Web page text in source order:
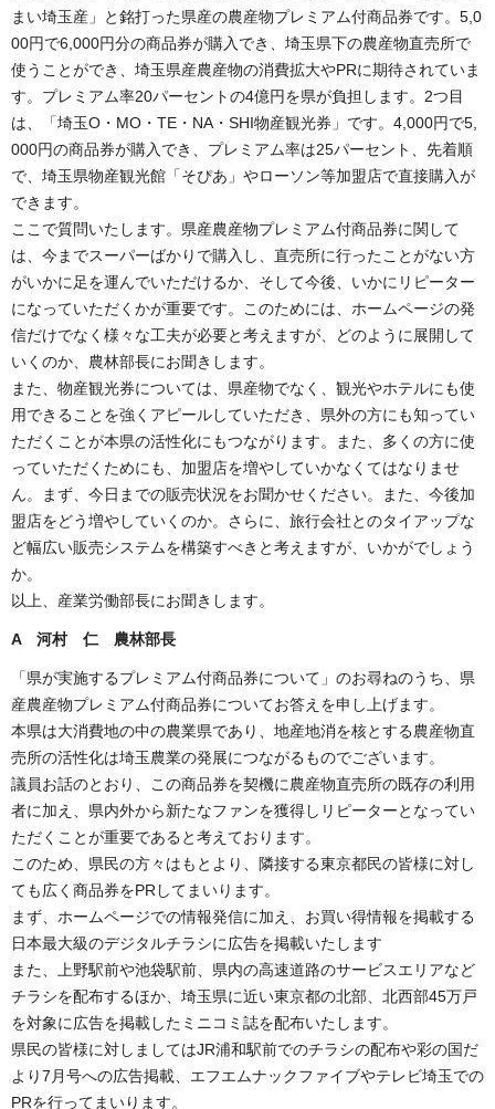
まい埼玉産」と銘打った県産の農産物プレミアム付商品券です。5,0
00円で6,000円分の商品券が購入でき、埼玉県下の農産物直売所で
使うことができ、埼玉県産農産物の消費拡大やPRに期待されていま
す。プレミアム率20パーセントの4億円を県が負担します。2つ目
は、「埼玉O・MO・TE・NA・SHI物産観光券」です。4,000円で5,
000円の商品券が購入でき、プレミアム率は25パーセント、先着順
で、埼玉県物産観光館「そぴあ」やローソン等加盟店で直接購入が
できます。
ここで質問いたします。県産農産物プレミアム付商品券に関して
は、今までスーパーばかりで購入し、直売所に行ったことがない方
がいかに足を運んでいただけるか、そして今後、いかにリピーター
になっていただくかが重要です。このためには、ホームページの発
信だけでなく様々な工夫が必要と考えますが、どのように展開して
いくのか、農林部長にお聞きします。
また、物産観光券については、県産物でなく、観光やホテルにも使
用できることを強くアピールしていただき、県外の方にも知ってい
ただくことが本県の活性化にもつながります。また、多くの方に使
っていただくためにも、加盟店を増やしていかなくてはなりませ
ん。まず、今日までの販売状況をお聞かせください。また、今後加
盟店をどう増やしていくのか。さらに、旅行会社とのタイアップな
ど幅広い販売システムを構築すべきと考えますが、いかがでしょう
か。
以上、産業労働部長にお聞きします。
A 河村 仁 農林部長
「県が実施するプレミアム付商品券について」のお尋ねのうち、県
産農産物プレミアム付商品券についてお答えを申し上げます。
本県は大消費地の中の農業県であり、地産地消を核とする農産物直
売所の活性化は埼玉農業の発展につながるものでございます。
議員お話のとおり、この商品券を契機に農産物直売所の既存の利用
者に加え、県内外から新たなファンを獲得しリピーターとなってい
ただくことが重要であると考えております。
このため、県民の方々はもとより、隣接する東京都民の皆様に対し
ても広く商品券をPRしてまいります。
まず、ホームページでの情報発信に加え、お買い得情報を掲載する
日本最大級のデジタルチラシに広告を掲載いたします
また、上野駅前や池袋駅前、県内の高速道路のサービスエリアなど
チラシを配布するほか、埼玉県に近い東京都の北部、北西部45万戸
を対象に広告を掲載したミニコミ誌を配布いたします。
県民の皆様に対しましてはJR浦和駅前でのチラシの配布や彩の国だ
より7月号への広告掲載、エフエムナックファイブやテレビ埼玉での
PRを行ってまいります。